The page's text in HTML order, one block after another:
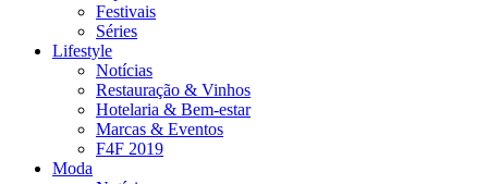
Festivais
Séries
Lifestyle
Notícias
Restauração & Vinhos
Hotelaria & Bem-estar
Marcas & Eventos
F4F 2019
Moda